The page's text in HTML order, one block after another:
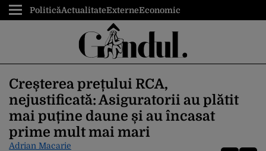
PoliticăActualitateExterneEconomic
Creșterea prețului RCA,
nejustificată: Asiguratorii au plătit
mai puține daune și au încasat
prime mult mai mari
Adrian Macarie